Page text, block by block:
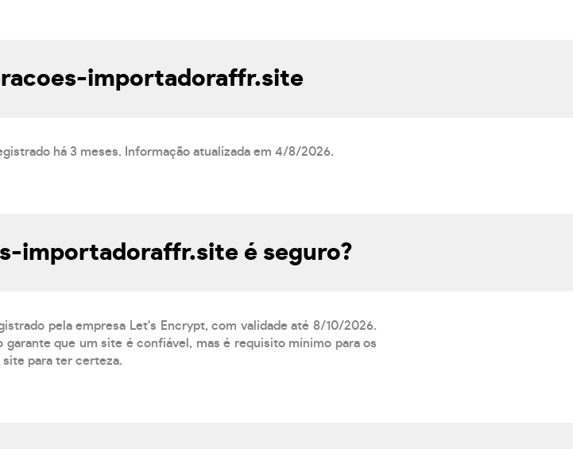
importadoraffr.site
há 3 meses. Informação atualizada em 4/8/2026.
importadoraffr.site é seguro?
pela empresa Let's Encrypt, com validade até 8/10/2026.
que um site é confiável, mas é requisito mínimo para os
para ter certeza.